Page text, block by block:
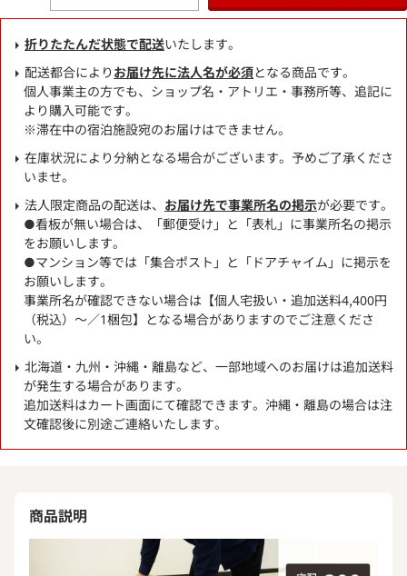
折りたたんだ状態で配送いたします。
配送都合により お届け先に法人名が必須となる商品です。
個人事業主の方でも、ショップ名・アトリエ・事務所等、追記に
より購入可能です。
※滞在中の宿泊施設宛のお届けはできません。
在庫状況により分納となる場合がございます。予めご了承くださ
いませ。
法人限定商品の配送は、 お届け先で事業所名の掲示が必要です。
●看板が無い場合は、「郵便受け」と「表札」に事業所名の掲示
をお願いします。
●マンション等では「集合ポスト」と「ドアチャイム」に掲示を
お願いします。
事業所名が確認できない場合は【個人宅扱い・追加送料4,400円
（税込）～／1梱包】となる場合がありますのでご注意くださ
い。
北海道・九州・沖縄・離島など、一部地域へのお届けは追加送料
が発生する場合があります。
追加送料はカート画面にて確認できます。沖縄・離島の場合は注
文確認後に別途ご連絡いたします。
商品説明